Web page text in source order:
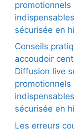
promotionnels
sécurisée en
Conseils
accoudoir
Diffusion live
promotionnels
sécurisée en
Les erreurs